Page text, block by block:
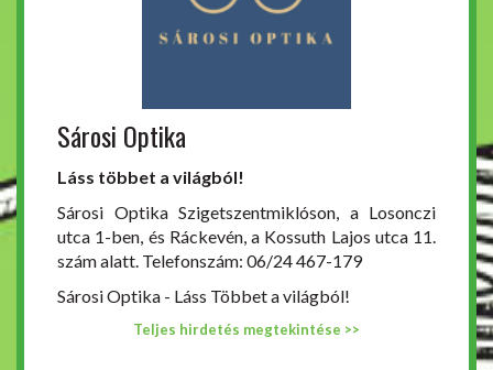
Sárosi Optika
Láss többet a világból!
Sárosi Optika Szigetszentmiklóson, a Losonczi
utca 1-ben, és Ráckevén, a Kossuth Lajos utca 11.
szám alatt. Telefonszám: 06/24 467-179
Sárosi Optika - Láss Többet a világból!
Teljes hirdetés megtekintése >>